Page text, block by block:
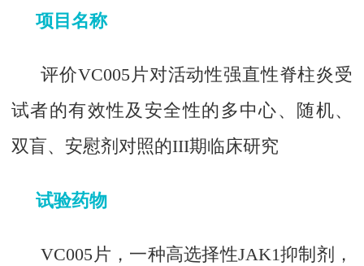
项目名称
评价VC005片对活动性强直性脊柱炎受
试者的有效性及安全性的多中心、随机、
双盲、安慰剂对照的III期临床研究
试验药物
VC005片，一种高选择性JAK1抑制剂，